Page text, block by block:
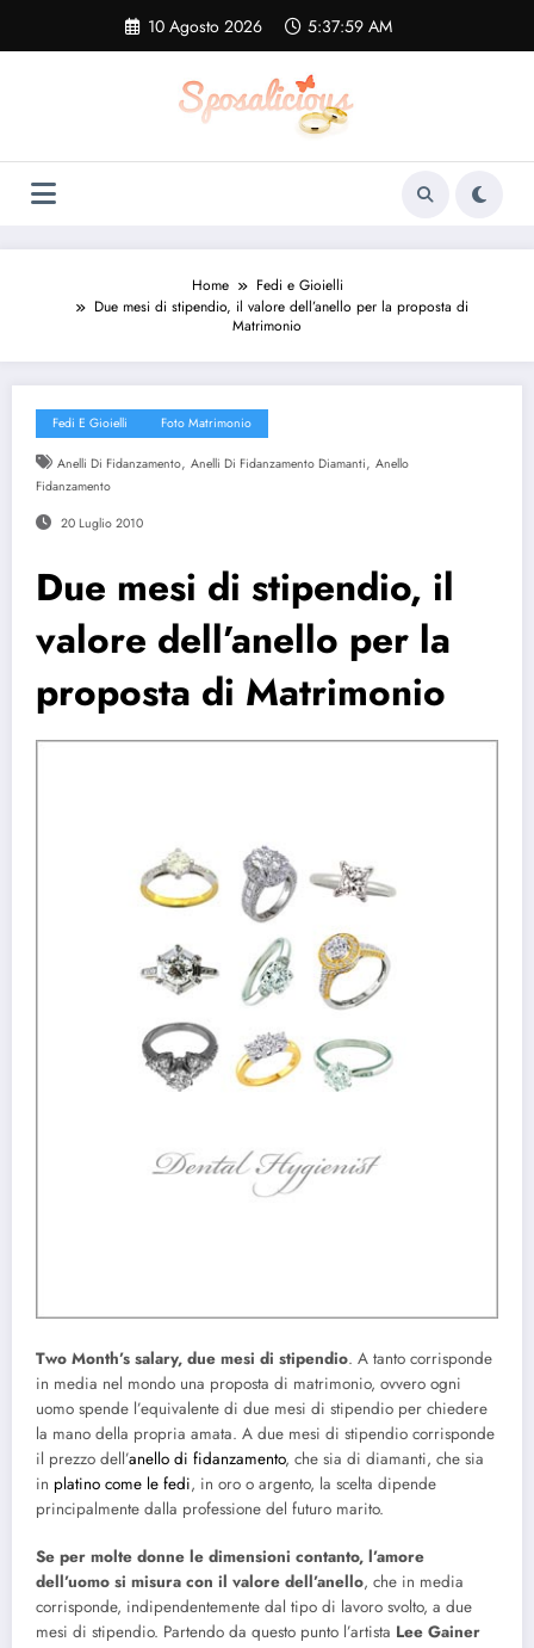
contenuto
10 Agosto 2026 5:38:00 AM
Home
Fedi e Gioielli
Due mesi di stipendio, il valore dell’anello per la proposta di
Matrimonio
Fedi E Gioielli Foto Matrimonio
Anelli Di Fidanzamento, Anelli Di Fidanzamento Diamanti, Anello
Fidanzamento
20 Luglio 2010
Due mesi di stipendio, il
valore dell’anello per la
proposta di Matrimonio
Two Month’s salary, due mesi di stipendio. A tanto corrisponde
in media nel mondo una proposta di matrimonio, ovvero ogni
uomo spende l’equivalente di due mesi di stipendio per chiedere
la mano della propria amata. A due mesi di stipendio corrisponde
il prezzo dell’anello di fidanzamento, che sia di diamanti, che sia
in platino come le fedi, in oro o argento, la scelta dipende
principalmente dalla professione del futuro marito.
Se per molte donne le dimensioni contanto, l’amore
dell’uomo si misura con il valore dell’anello, che in media
corrisponde, indipendentemente dal tipo di lavoro svolto, a due
mesi di stipendio. Partendo da questo punto l’artista Lee Gainer